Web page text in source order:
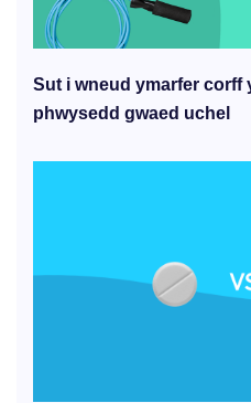
Sut i wneud ymarfer corff
phwysedd gwaed uchel